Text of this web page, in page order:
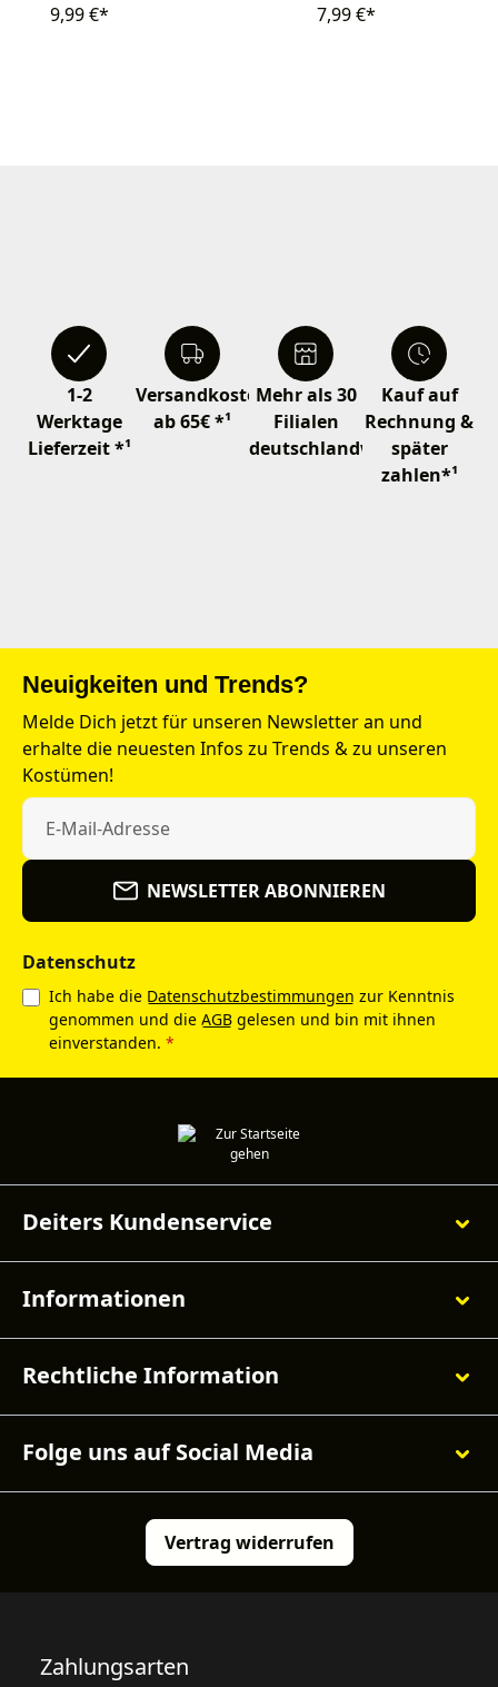
9,99 €*
7,99 €*
1-2
Werktage
Lieferzeit *¹
Versandkostenfrei
ab 65€ *¹
Mehr als 30
Filialen
deutschlandweit
Kauf auf
Rechnung &
später
zahlen*¹
Neuigkeiten und Trends?
Melde Dich jetzt für unseren Newsletter an und
erhalte die neuesten Infos zu Trends & zu unseren
Kostümen!
NEWSLETTER ABONNIEREN
Datenschutz
Ich habe die Datenschutzbestimmungen zur Kenntnis
genommen und die AGB gelesen und bin mit ihnen
einverstanden. *
Deiters Kundenservice
Informationen
Rechtliche Information
Folge uns auf Social Media
Vertrag widerrufen
Zahlungsarten